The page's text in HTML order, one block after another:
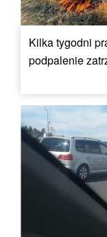
Kilka tygodni
podpalenie